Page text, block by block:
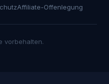
Affiliate-Offenlegung
vorbehalten.